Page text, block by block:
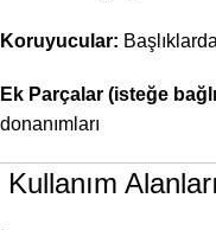
Koruyucular:
Ek Parçalar (isteğe
donanımları
Kullanım